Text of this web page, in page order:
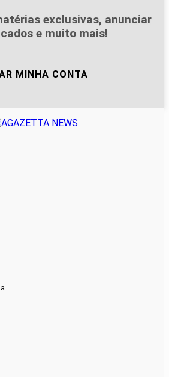
exclusivas, anunciar
e muito mais!
MINHA CONTA